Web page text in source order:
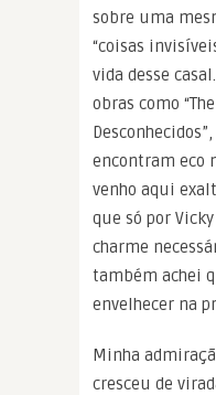
sobre uma
“coisas
vida desse
obras como
encontram eco
venho aqui
que só por
charme
também achei
envelhecer na
Minha
cresceu de